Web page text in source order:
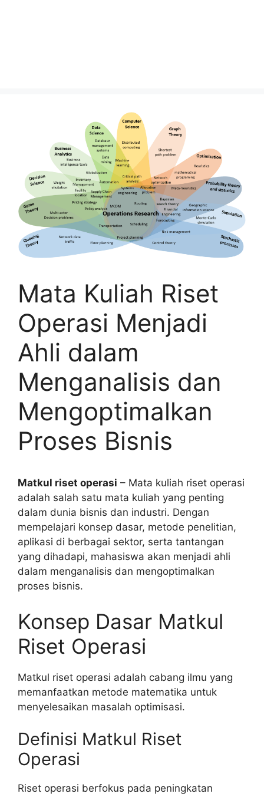
Mata Kuliah Riset
Operasi Menjadi
Ahli dalam
Menganalisis dan
Mengoptimalkan
Proses Bisnis
Matkul riset operasi – Mata kuliah riset operasi
adalah salah satu mata kuliah yang penting
dalam dunia bisnis dan industri. Dengan
mempelajari konsep dasar, metode penelitian,
aplikasi di berbagai sektor, serta tantangan
yang dihadapi, mahasiswa akan menjadi ahli
dalam menganalisis dan mengoptimalkan
proses bisnis.
Konsep Dasar Matkul
Riset Operasi
Matkul riset operasi adalah cabang ilmu yang
memanfaatkan metode matematika untuk
menyelesaikan masalah optimisasi.
Definisi Matkul Riset
Operasi
Riset operasi berfokus pada peningkatan